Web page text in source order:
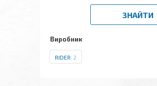
ЗНАЙТИ
Виробник
RIDER 2